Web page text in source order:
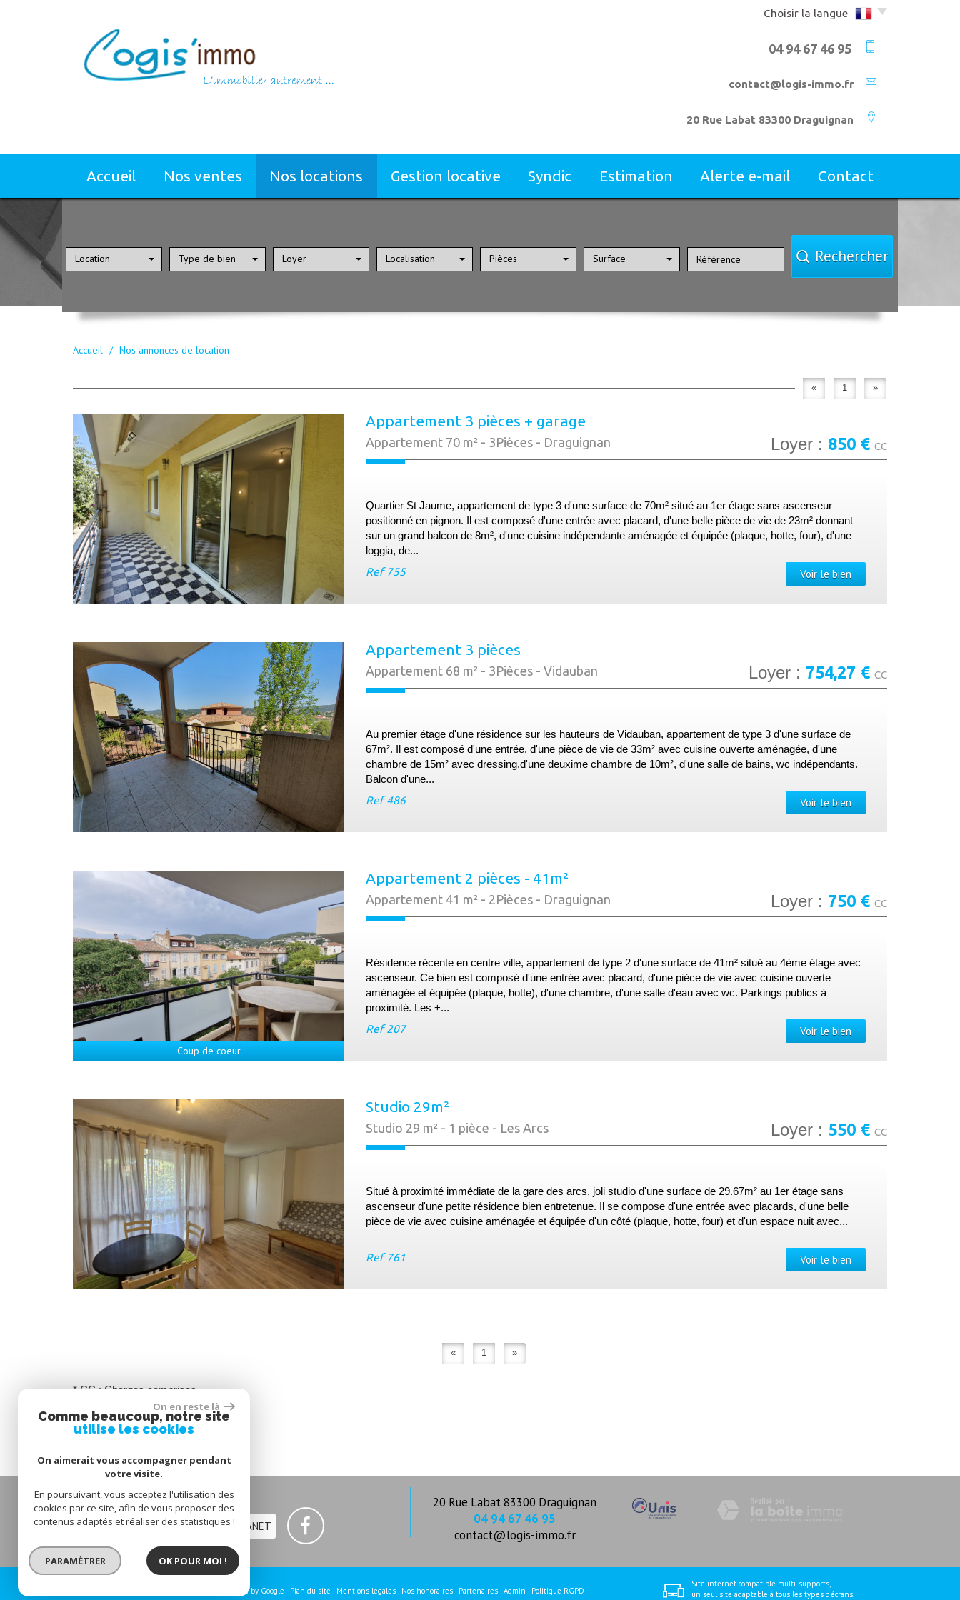
Choisir la langue
04 94 67 46 95
contact@logis-immo.fr
20 Rue Labat 83300 Draguignan
accueil nos ventes nos locations gestion locative syndic estimation alerte e-mail contact
Location Type de bien Loyer Localisation Pièces Surface Rechercher
Accueil Nos annonces de location
« 1 »
Appartement 3 pièces + garage
Appartement 70 m² - 3Pièces - Draguignan Loyer : 850 € CC
Quartier St Jaume, appartement de type 3 d'une surface de 70m² situé au 1er étage sans ascenseur
positionné en pignon. Il est composé d'une entrée avec placard, d'une belle pièce de vie de 23m² donnant
sur un grand balcon de 8m², d'une cuisine indépendante aménagée et équipée (plaque, hotte, four), d'une
loggia, de...
Ref755 Voir le bien
Appartement 3 pièces
Appartement 68 m² - 3Pièces - Vidauban Loyer : 754,27 € CC
Au premier étage d'une résidence sur les hauteurs de Vidauban, appartement de type 3 d'une surface de
67m². Il est composé d'une entrée, d'une pièce de vie de 33m² avec cuisine ouverte aménagée, d'une
chambre de 15m² avec dressing,d'une deuxime chambre de 10m², d'une salle de bains, wc indépendants.
Balcon d'une...
Ref486 Voir le bien
Coup de coeur
Appartement 2 pièces - 41m²
Appartement 41 m² - 2Pièces - Draguignan Loyer : 750 € CC
Résidence récente en centre ville, appartement de type 2 d'une surface de 41m² situé au 4ème étage avec
ascenseur. Ce bien est composé d'une entrée avec placard, d'une pièce de vie avec cuisine ouverte
aménagée et équipée (plaque, hotte), d'une chambre, d'une salle d'eau avec wc. Parkings publics à
proximité. Les +...
Ref207 Voir le bien
Studio 29m²
Studio 29 m² - 1 pièce - Les Arcs Loyer : 550 € CC
Situé à proximité immédiate de la gare des arcs, joli studio d'une surface de 29.67m² au 1er étage sans
ascenseur d'une petite résidence bien entretenue. Il se compose d'une entrée avec placards, d'une belle
pièce de vie avec cuisine aménagée et équipée d'un côté (plaque, hotte, four) et d'un espace nuit avec...
Ref761 Voir le bien
« 1 »
* CC : Charges comprises
* HC : Hors charges
ESPACE EXTRANET
20 Rue Labat 83300 Draguignan
04 94 67 46 95
contact@logis-immo.fr
© 2026 | Tous droits réservés | Traduction powered by Google - Plan du site - Mentions légales- Nos honoraires- Partenaires-Admin - Politique RGPD
Site internet compatible multi-supports,
un seul site adaptable à tous les types d'écrans.
On en reste là
Comme beaucoup, notre site
utilise les cookies
On aimerait vous accompagner pendant
votre visite.
En poursuivant, vous acceptez l'utilisation des
cookies par ce site, afin de vous proposer des
contenus adaptés et réaliser des statistiques !
PARAMÉTRER OK POUR MOI !